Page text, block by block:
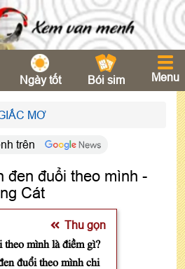
Ngày tốt Bói sim Menu
MƠ
trên
đen đuổi theo mình -
Cát
Thu gọn
theo mình là điềm gì?
đuổi theo mình chi